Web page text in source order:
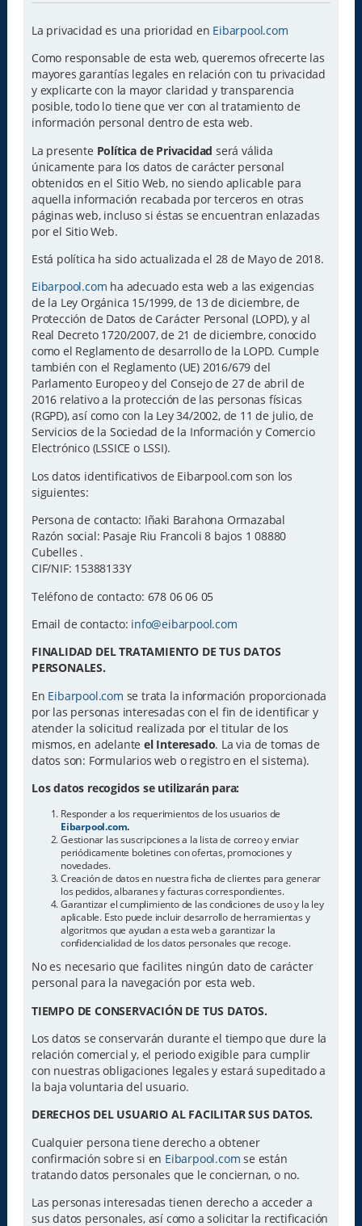
La privacidad es una prioridad en Eibarpool.com
Como responsable de esta web, queremos ofrecerte las
mayores garantías legales en relación con tu privacidad
y explicarte con la mayor claridad y transparencia
posible, todo lo tiene que ver con al tratamiento de
información personal dentro de esta web.
La presente Política de Privacidad será válida
únicamente para los datos de carácter personal
obtenidos en el Sitio Web, no siendo aplicable para
aquella información recabada por terceros en otras
páginas web, incluso si éstas se encuentran enlazadas
por el Sitio Web.
Está política ha sido actualizada el 28 de Mayo de 2018.
Eibarpool.com ha adecuado esta web a las exigencias
de la Ley Orgánica 15/1999, de 13 de diciembre, de
Protección de Datos de Carácter Personal (LOPD), y al
Real Decreto 1720/2007, de 21 de diciembre, conocido
como el Reglamento de desarrollo de la LOPD. Cumple
también con el Reglamento (UE) 2016/679 del
Parlamento Europeo y del Consejo de 27 de abril de
2016 relativo a la protección de las personas físicas
(RGPD), así como con la Ley 34/2002, de 11 de julio, de
Servicios de la Sociedad de la Información y Comercio
Electrónico (LSSICE o LSSI).
Los datos identificativos de Eibarpool.com son los
siguientes:
Persona de contacto: Iñaki Barahona Ormazabal
Razón social: Pasaje Riu Francoli 8 bajos 1 08880
Cubelles .
CIF/NIF: 15388133Y
Teléfono de contacto: 678 06 06 05
Email de contacto: info@eibarpool.com
FINALIDAD DEL TRATAMIENTO DE TUS DATOS
PERSONALES.
En Eibarpool.com se trata la información proporcionada
por las personas interesadas con el fin de identificar y
atender la solicitud realizada por el titular de los
mismos, en adelante el Interesado. La via de tomas de
datos son: Formularios web o registro en el sistema).
Los datos recogidos se utilizarán para:
Responder a los requerimientos de los usuarios de
Eibarpool.com.
Gestionar las suscripciones a la lista de correo y enviar
periódicamente boletines con ofertas, promociones y
novedades.
Creación de datos en nuestra ficha de clientes para generar
los pedidos, albaranes y facturas correspondientes.
Garantizar el cumplimiento de las condiciones de uso y la ley
aplicable. Esto puede incluir desarrollo de herramientas y
algoritmos que ayudan a esta web a garantizar la
confidencialidad de los datos personales que recoge.
No es necesario que facilites ningún dato de carácter
personal para la navegación por esta web.
TIEMPO DE CONSERVACIÓN DE TUS DATOS.
Los datos se conservarán durante el tiempo que dure la
relación comercial y, el periodo exigible para cumplir
con nuestras obligaciones legales y estará supeditado a
la baja voluntaria del usuario.
DERECHOS DEL USUARIO AL FACILITAR SUS DATOS.
Cualquier persona tiene derecho a obtener
confirmación sobre si en Eibarpool.com se están
tratando datos personales que le conciernan, o no.
Las personas interesadas tienen derecho a acceder a
sus datos personales, así como a solicitar la rectificación